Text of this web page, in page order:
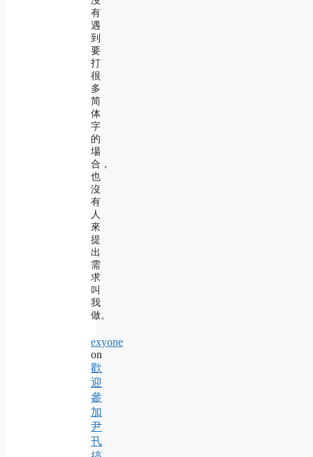
有
遇
到
要
打
很
多
简
体
字
的
場
合，
也
沒
有
人
來
提
出
需
求
叫
我
做。
exyone
on
歡
迎
參
加
尹
卂